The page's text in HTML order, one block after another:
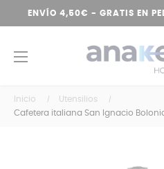
ENVÍO 4,50€ - GRATIS EN
Navegación
☰
Inicio
Utensilios
Cafetera italiana San Ignacio